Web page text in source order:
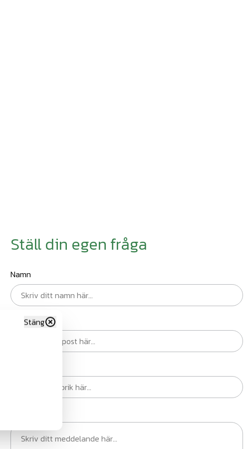
Ställ din egen fråga
Namn
E-post
Stäng